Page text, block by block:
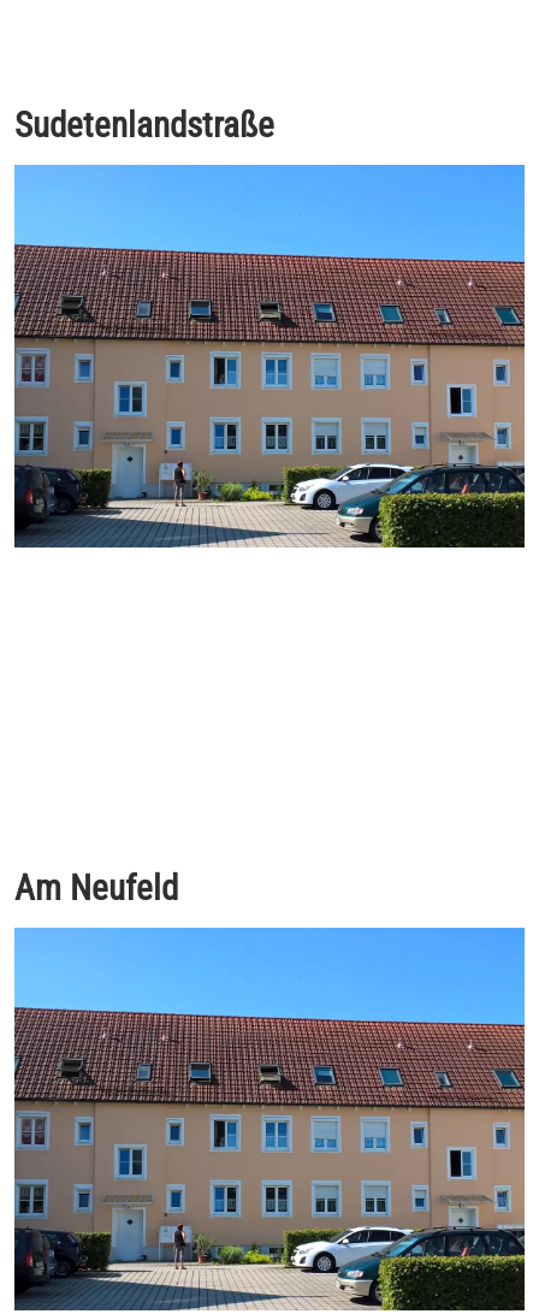
Sudetenlandstraße
Am Neufeld